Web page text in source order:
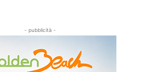
- pubblicità -